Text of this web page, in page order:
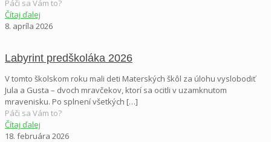
Páči sa Vám to?
Čítaj ďalej
8. apríla 2026
Labyrint predškoláka 2026
V tomto školskom roku mali deti Materských škôl za úlohu vyslobodiť
Jula a Gusta – dvoch mravčekov, ktorí sa ocitli v uzamknutom
mravenisku. Po splnení všetkých […]
Páči sa Vám to?
Čítaj ďalej
18. februára 2026